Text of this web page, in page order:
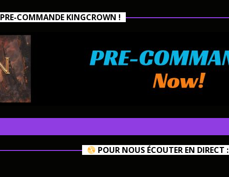
PRE-COMMANDE KINGCROWN !
POUR NOUS ÉCOUTER EN DIRECT :